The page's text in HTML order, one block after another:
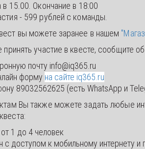
в 15.00. Окончание в 18:00
- 599 рублей с команды.
вы можете заранее в нашем
принять участие в квесте,
почту info@iq365.ru
форму на сайте iq365.ru
89032562625 (есть WhatsApp и
Вы также можете задать любые
1 до 4 человек
с доступом к мобильному интернету и